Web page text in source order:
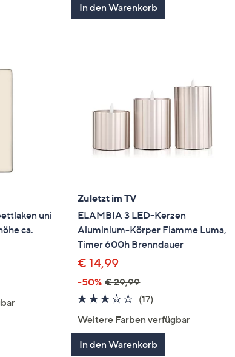
In den Warenkorb
uni
ca.
Zuletzt im TV
ELAMBIA 3 LED-Kerzen
Aluminium-Körper Flamme Luma,
Timer 600h Brenndauer
€ 14,99
-50% € 29,99
3.0
(17)
Weitere Farben verfügbar
In den Warenkorb